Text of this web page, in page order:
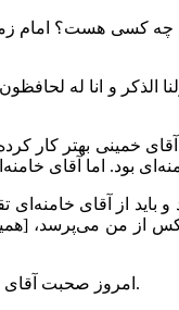
الذکر و انا له
آقای خمینی بهتر کار
و باید از آقای
کس از من می‌پرسد،
امروز صحبت آقای خامنه‌ای است. او اول حامی دین است در جهان، و خوب می‌گوید و راهنمایی می‌کند. آقای بهجت خوب؛ و بقیه مراجع [هم] خوب؛ ولی صحبتِ دیگری است.